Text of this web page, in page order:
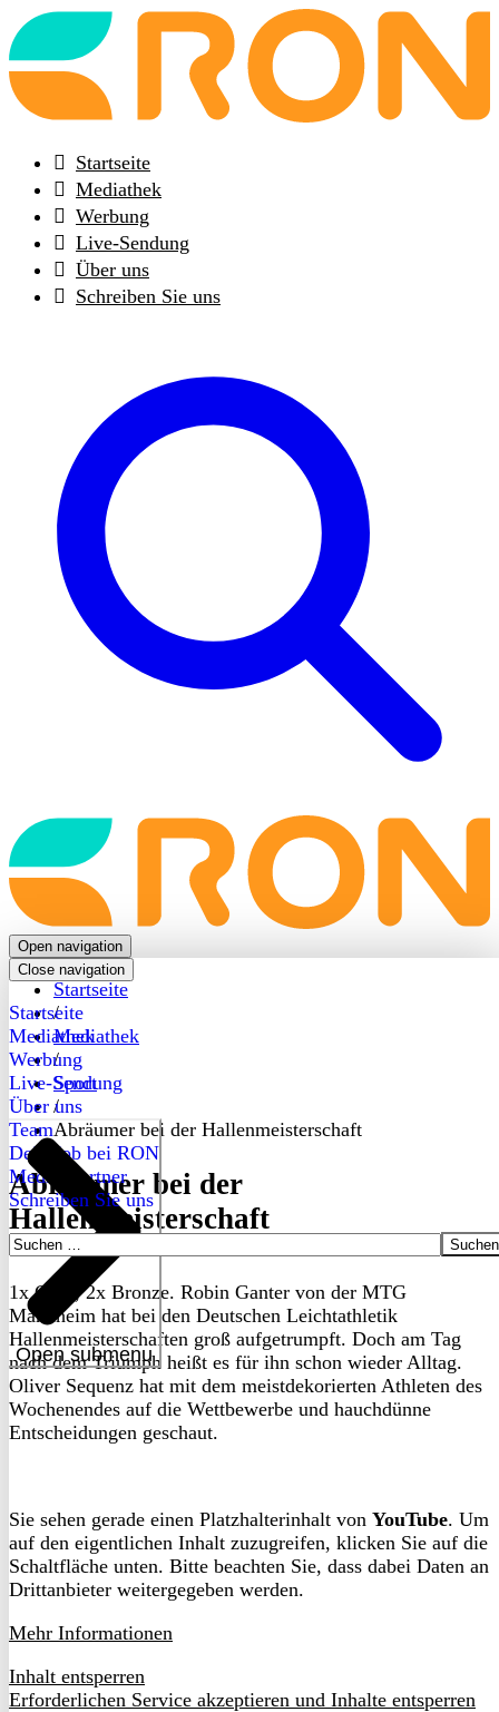
Back
to
frontpage
Startseite
Mediathek
Werbung
Live-Sendung
Über uns
Schreiben Sie uns
Back
to
frontpage
Open navigation
Close navigation
Startseite
Mediathek
Werbung
Live-Sendung
Über uns
Open submenu
Team
Dein Job bei RON
Medienpartner
Schreiben Sie uns
Suchen
Startseite
/
Mediathek
/
Sport
/
Abräumer bei der Hallenmeisterschaft
Abräumer bei der
Hallenmeisterschaft
1x Gold, 2x Bronze. Robin Ganter von der MTG
Mannheim hat bei den Deutschen Leichtathletik
Hallenmeisterschaften groß aufgetrumpft. Doch am Tag
nach dem Triumph heißt es für ihn schon wieder Alltag.
Oliver Sequenz hat mit dem meistdekorierten Athleten des
Wochenendes auf die Wettbewerbe und hauchdünne
Entscheidungen geschaut.
Sie sehen gerade einen Platzhalterinhalt von YouTube. Um
auf den eigentlichen Inhalt zuzugreifen, klicken Sie auf die
Schaltfläche unten. Bitte beachten Sie, dass dabei Daten an
Drittanbieter weitergegeben werden.
Mehr Informationen
Inhalt entsperren
Erforderlichen Service akzeptieren und Inhalte entsperren